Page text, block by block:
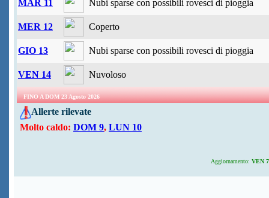
MAR 11 Nubi sparse con possibili rovesci di pioggia
MER 12 Coperto
GIO 13 Nubi sparse con possibili rovesci di pioggia
VEN 14 Nuvoloso
FINO A DOM 23 Agosto 2026
Allerte rilevate
Molto caldo: DOM 9, LUN 10
Aggiornamento: VEN